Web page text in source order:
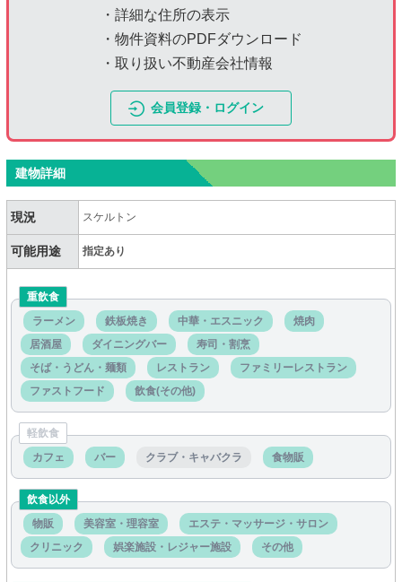
・詳細な住所の表示
・物件資料のPDFダウンロード
・取り扱い不動産会社情報
会員登録・ログイン
建物詳細
現況 スケルトン
可能用途 指定あり
重飲食
ラーメン
鉄板焼き 中華・エスニック
焼肉
居酒屋
ダイニングバー
寿司・割烹
そば・うどん・麺類
レストラン
ファミリーレストラン
ファストフード
飲食(その他)
軽飲食
カフェ
バー クラブ・キャバクラ 食物販
飲食以外
物販
美容室・理容室
エステ・マッサージ・サロン
クリニック
娯楽施設・レジャー施設 その他